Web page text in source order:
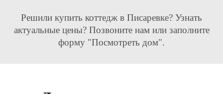
Решили купить коттедж в Писаревке? Узнать
актуальные цены? Позвоните нам или заполните
форму "Посмотреть дом".